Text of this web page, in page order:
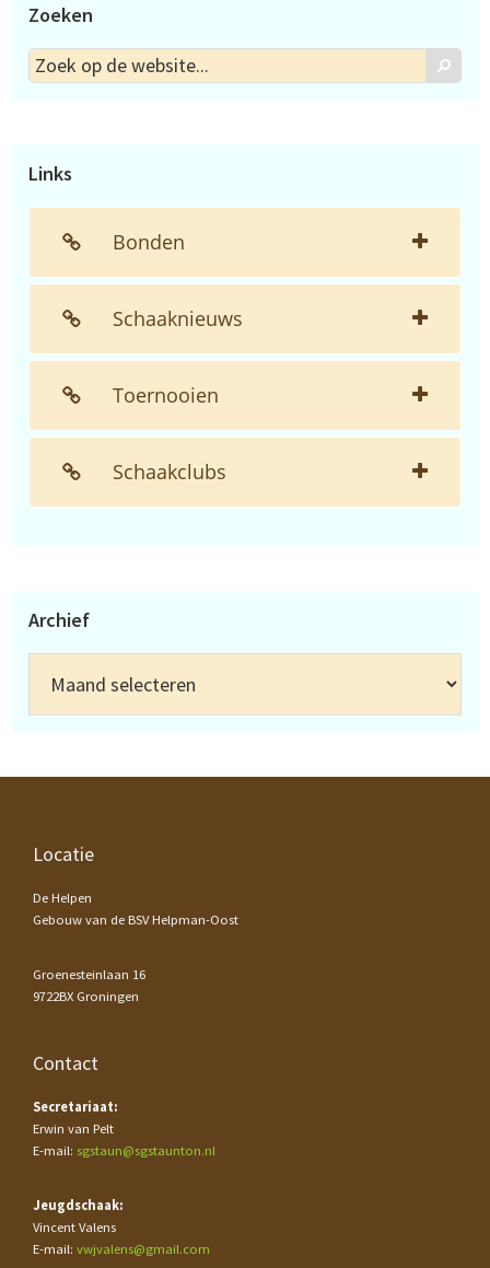
Zoeken
Zoek
op
Zoek
Links
Bonden
Schaaknieuws
Toernooien
Schaakclubs
Archief
Footer
Locatie
De Helpen
Gebouw van de BSV Helpman-Oost
Groenesteinlaan 16
9722BX Groningen
Contact
Secretariaat:
Erwin van Pelt
E-mail: sgstaun@sgstaunton.nl
Jeugdschaak:
Vincent Valens
E-mail: vwjvalens@gmail.com